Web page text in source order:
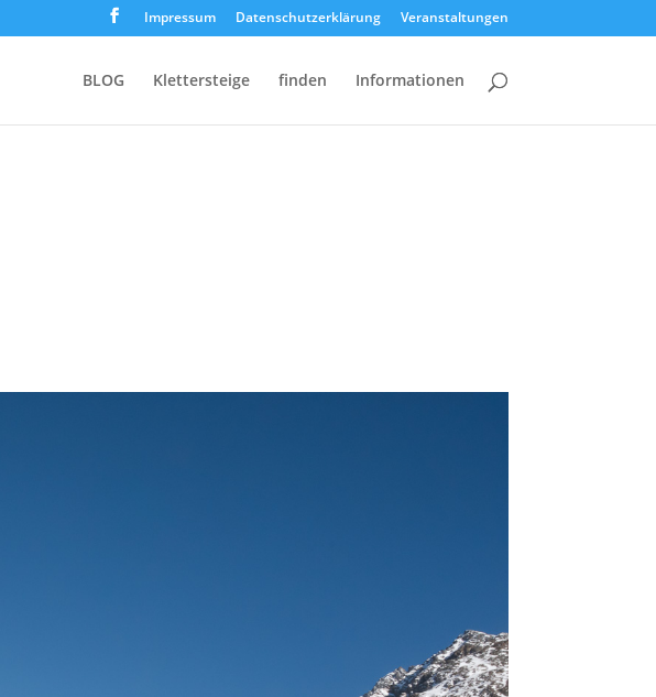
Impressum Datenschutzerklärung Veranstaltungen
BLOG Klettersteige finden Informationen